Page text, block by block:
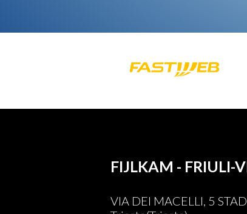
FIJLKAM - FRIULI-
VIA DEI MACELLI, 5